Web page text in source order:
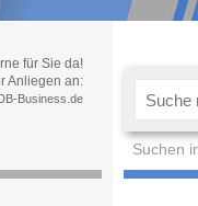
für Sie da!
Anliegen an:
Business.de
Suchen